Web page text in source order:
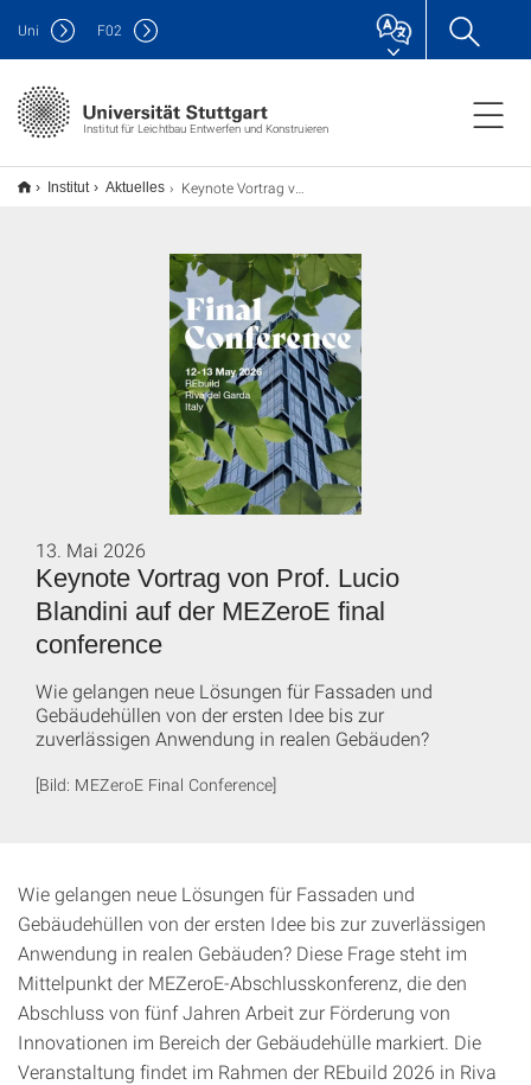
Institut für Leichtbau Entwerfen und Konstruieren
Uni F02
Institut Aktuelles Keynote Vortrag von Prof. Lucio Blandini auf der MEZeroE final conference
Keynote Vortrag von Prof. Lucio
Blandini auf der MEZeroE final
conference
13. Mai 2026
Wie gelangen neue Lösungen für Fassaden und
Gebäudehüllen von der ersten Idee bis zur
zuverlässigen Anwendung in realen Gebäuden?
[Bild: MEZeroE Final Conference]
Wie gelangen neue Lösungen für Fassaden und
Gebäudehüllen von der ersten Idee bis zur zuverlässigen
Anwendung in realen Gebäuden? Diese Frage steht im
Mittelpunkt der MEZeroE-Abschlusskonferenz, die den
Abschluss von fünf Jahren Arbeit zur Förderung von
Innovationen im Bereich der Gebäudehülle markiert. Die
Veranstaltung findet im Rahmen der REbuild 2026 in Riva